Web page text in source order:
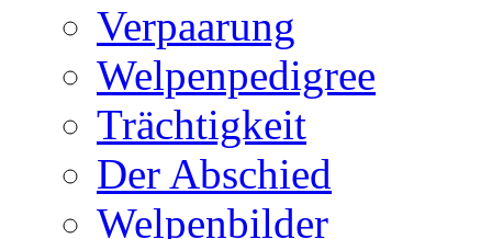
Verpaarung
Welpenpedigree
Trächtigkeit
Der Abschied
Welpenbilder